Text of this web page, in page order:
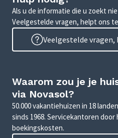
Als u de informatie die u zoekt
Veelgestelde vragen, helpt ons
Veelgestelde
Waarom zou je je
via Novasol?
50.000 vakantiehuizen in 18
sinds 1968. Servicekantoren door
boekingskosten.